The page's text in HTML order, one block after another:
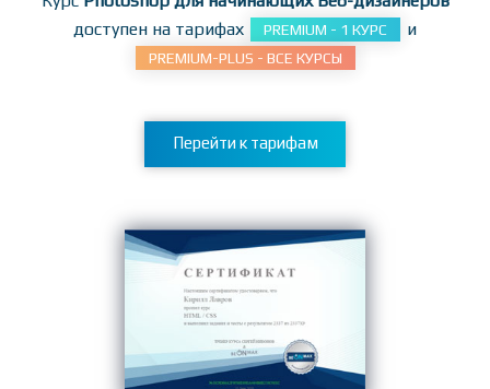
доступен на тарифах
PREMIUM - 1 КУРС и
PREMIUM-PLUS - ВСЕ КУРСЫ
Перейти к тарифам